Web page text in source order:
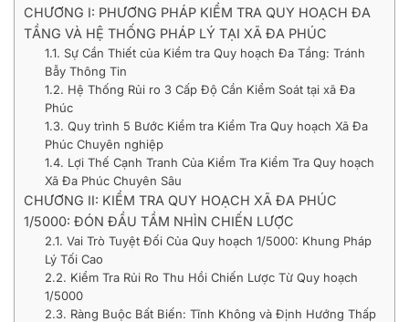
CHƯƠNG I: PHƯƠNG PHÁP KIỂM TRA QUY HOẠCH ĐA
TẦNG VÀ HỆ THỐNG PHÁP LÝ TẠI XÃ ĐA PHÚC
1.1. Sự Cần Thiết của Kiểm tra Quy hoạch Đa Tầng: Tránh
Bẫy Thông Tin
1.2. Hệ Thống Rủi ro 3 Cấp Độ Cần Kiểm Soát tại xã Đa
Phúc
1.3. Quy trình 5 Bước Kiểm tra Kiểm Tra Quy hoạch Xã Đa
Phúc Chuyên nghiệp
1.4. Lợi Thế Cạnh Tranh Của Kiểm Tra Kiểm Tra Quy hoạch
Xã Đa Phúc Chuyên Sâu
CHƯƠNG II: KIỂM TRA QUY HOẠCH XÃ ĐA PHÚC
1/5000: ĐÓN ĐẦU TẦM NHÌN CHIẾN LƯỢC
2.1. Vai Trò Tuyệt Đối Của Quy hoạch 1/5000: Khung Pháp
Lý Tối Cao
2.2. Kiểm Tra Rủi Ro Thu Hồi Chiến Lược Từ Quy hoạch
1/5000
2.3. Ràng Buộc Bất Biến: Tĩnh Không và Định Hướng Thấp